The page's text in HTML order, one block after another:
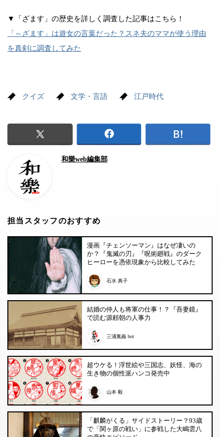
▼「ざます」の歴史を詳しく調査した記事はこちら！
「～ざます」は遊女の言葉だった？スネ夫のママが使う理由
を真剣に調査してみた
クイズ 文学・言語 江戸時代
和樂web編集部
担当スタッフのおすすめ
漫画『チェンソーマン』はなぜ凄いの
か？『鬼滅の刃』『呪術廻戦』のダーク
ヒーローを憑依現象から比較してみた
石水 典子
結婚の仲人も将軍の仕事！？『吾妻鏡』
で読む源頼朝の人事力
三浦胤義 bot
超ウケる！浮世絵や三国志、妖怪、海の
生き物の個性派ハンコ発売中
山本 毅
「麒麟がくる」サイドストーリー？93歳
で「関ヶ原の戦い」に参戦した大嶋雲八